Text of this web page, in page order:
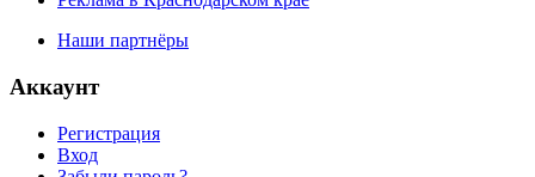
Наши партнёры
Аккаунт
Регистрация
Вход